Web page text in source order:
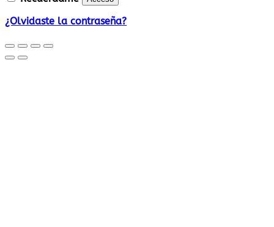
¿Olvidaste la contraseña?